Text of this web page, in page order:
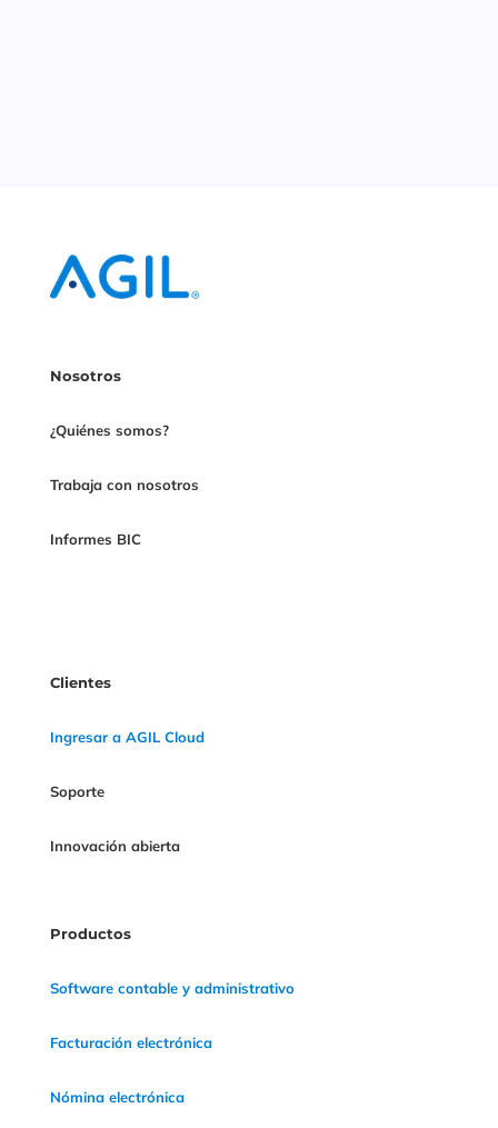
Nosotros
¿Quiénes somos?
Trabaja con nosotros
Informes BIC
Clientes
Ingresar a AGIL Cloud
Soporte
Innovación abierta
Productos
Software contable y administrativo
Facturación electrónica
Nómina electrónica